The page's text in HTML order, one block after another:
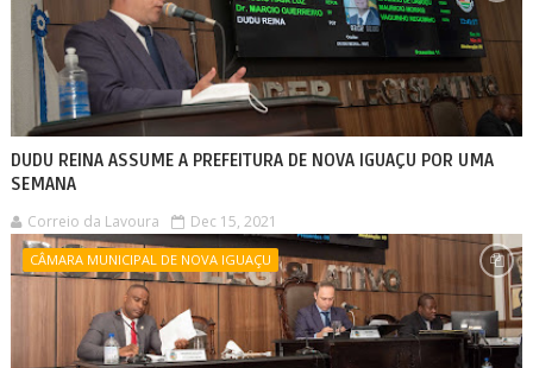
DUDU REINA ASSUME A PREFEITURA DE NOVA IGUAÇU POR UMA
SEMANA
Correio da Lavoura Dec 15, 2021
CÂMARA MUNICIPAL DE NOVA IGUAÇU